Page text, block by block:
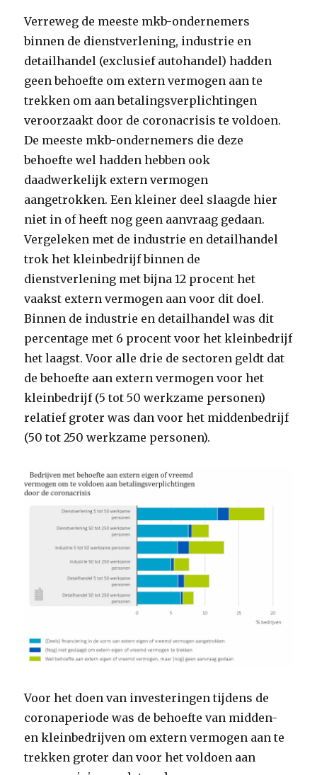
Verreweg de meeste mkb-ondernemers
binnen de dienstverlening, industrie en
detailhandel (exclusief autohandel) hadden
geen behoefte om extern vermogen aan te
trekken om aan betalingsverplichtingen
veroorzaakt door de coronacrisis te voldoen.
De meeste mkb-ondernemers die deze
behoefte wel hadden hebben ook
daadwerkelijk extern vermogen
aangetrokken. Een kleiner deel slaagde hier
niet in of heeft nog geen aanvraag gedaan.
Vergeleken met de industrie en detailhandel
trok het kleinbedrijf binnen de
dienstverlening met bijna 12 procent het
vaakst extern vermogen aan voor dit doel.
Binnen de industrie en detailhandel was dit
percentage met 6 procent voor het kleinbedrijf
het laagst. Voor alle drie de sectoren geldt dat
de behoefte aan extern vermogen voor het
kleinbedrijf (5 tot 50 werkzame personen)
relatief groter was dan voor het middenbedrijf
(50 tot 250 werkzame personen).
Voor het doen van investeringen tijdens de
coronaperiode was de behoefte van midden-
en kleinbedrijven om extern vermogen aan te
trekken groter dan voor het voldoen aan